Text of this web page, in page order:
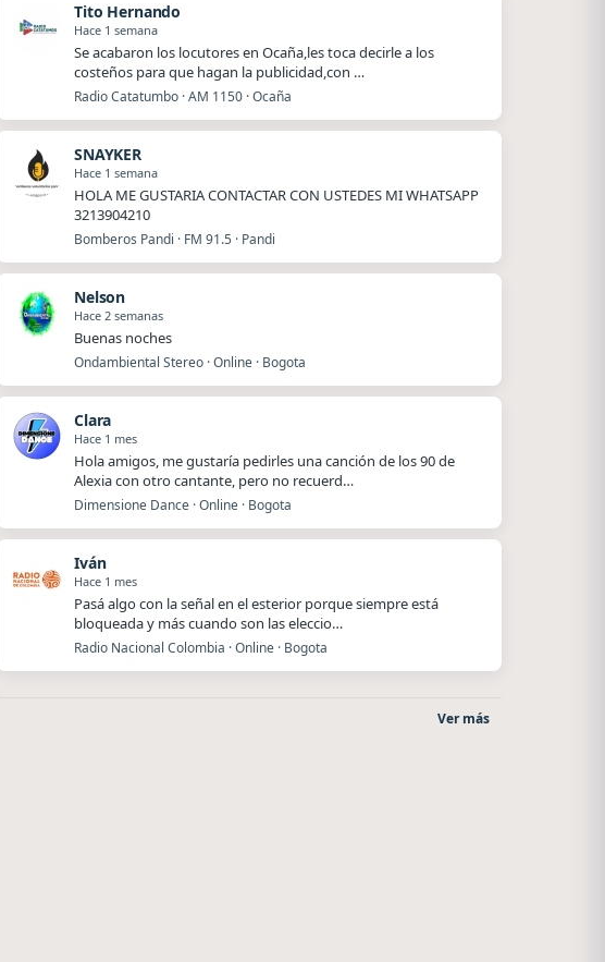
Tito Hernando
Hace 1 semana
Se acabaron los locutores en Ocaña,les toca decirle a los
costeños para que hagan la publicidad,con …
Radio Catatumbo · AM 1150 · Ocaña
SNAYKER
Hace 1 semana
HOLA ME GUSTARIA CONTACTAR CON USTEDES MI WHATSAPP
3213904210
Bomberos Pandi · FM 91.5 · Pandi
Nelson
Hace 2 semanas
Buenas noches
Ondambiental Stereo · Online · Bogota
Clara
Hace 1 mes
Hola amigos, me gustaría pedirles una canción de los 90 de
Alexia con otro cantante, pero no recuerd…
Dimensione Dance · Online · Bogota
Iván
Hace 1 mes
Pasá algo con la señal en el esterior porque siempre está
bloqueada y más cuando son las eleccio…
Radio Nacional Colombia · Online · Bogota
Ver más